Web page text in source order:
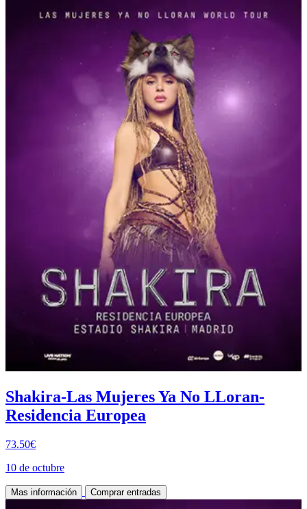
Shakira-Las Mujeres Ya No LLoran-
Residencia Europea
73.50€
10 de octubre
Mas información Comprar entradas